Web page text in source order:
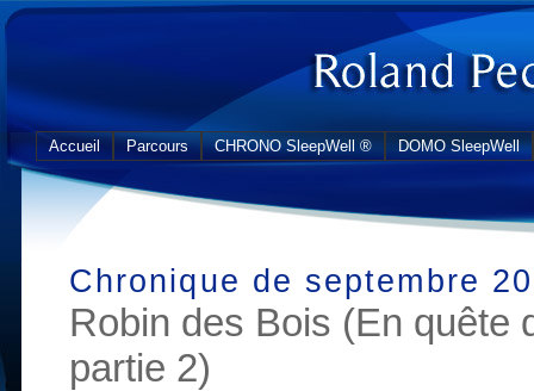
Accueil Parcours CHRONO SleepWell ® DOMO SleepWell
Chronique de septembre
Robin des Bois (En quête
partie 2)